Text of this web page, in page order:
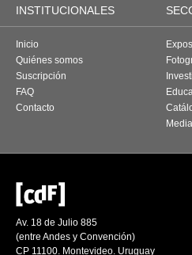
INSTITUCIONALES
Inicio
Quiénes somos
Suscripción
FAQ
Contacto
Av. 18 de Julio 885
(entre Andes y Convención)
CP 11100. Montevideo. Uruguay